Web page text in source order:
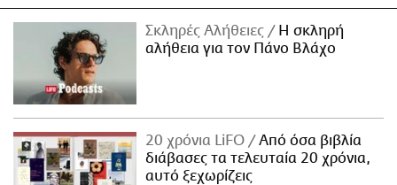
Σκληρές Αλήθειες
H σκληρή
αλήθεια για τον Πάνο Βλάχο
20 χρόνια LiFO
Από όσα βιβλία
διάβασες τα τελευταία 20 χρόνια,
αυτό ξεχωρίζεις